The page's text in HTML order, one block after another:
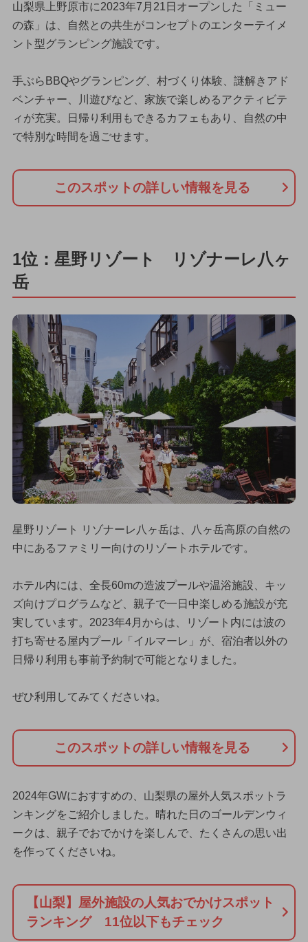
山梨県上野原市に2023年7月21日オープンした「ミュー
の森」は、自然との共生がコンセプトのエンターテイメ
ント型グランピング施設です。
手ぶらBBQやグランピング、村づくり体験、謎解きアド
ベンチャー、川遊びなど、家族で楽しめるアクティビテ
ィが充実。日帰り利用もできるカフェもあり、自然の中
で特別な時間を過ごせます。
このスポットの詳しい情報を見る
1位：星野リゾート リゾナーレ八ヶ
岳
星野リゾート リゾナーレ八ヶ岳は、八ヶ岳高原の自然の
中にあるファミリー向けのリゾートホテルです。
ホテル内には、全長60mの造波プールや温浴施設、キッ
ズ向けプログラムなど、親子で一日中楽しめる施設が充
実しています。2023年4月からは、リゾート内には波の
打ち寄せる屋内プール「イルマーレ」が、宿泊者以外の
日帰り利用も事前予約制で可能となりました。
ぜひ利用してみてくださいね。
このスポットの詳しい情報を見る
2024年GWにおすすめの、山梨県の屋外人気スポットラ
ンキングをご紹介しました。晴れた日のゴールデンウィ
ークは、親子でおでかけを楽しんで、たくさんの思い出
を作ってくださいね。
【山梨】屋外施設の人気おでかけスポット
ランキング 11位以下もチェック